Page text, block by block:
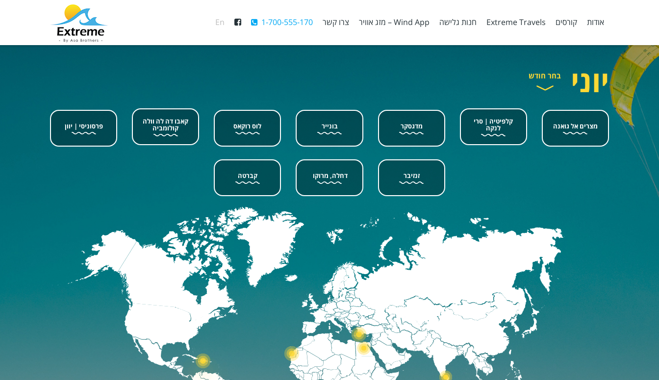
אודות קורסים Extreme Travels חנות גלישה Wind App – מזג אוויר צרו קשר 1-700-555-170
En
יוני בחר חודש
מצרים אל גואנה
קלפיטיה | סרי
לנקה מדגסקר בונייר לוס רוקאס
קאבו דה לה וולה
קולומביה פרסוניסי | יוון
זנזיבר דחלה, מרוקו קברטה